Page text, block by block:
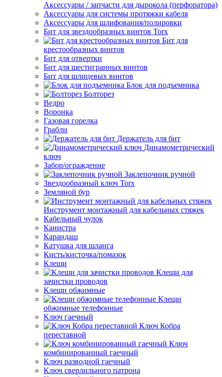
Аксессуары / запчасти для дырокола (перфоратора)
Аксессуары для системы протяжки кабеля
Аксессуары для шлифования/полировки
Бит для звездообразных винтов Torx
Бит для
крестообразных винтов
Бит для отвертки
Бит для шестигранных винтов
Бит для шлицевых винтов
Блок для подъемника
Болторез
Ведро
Воронка
Газовая горелка
Грабли
Держатель для бит
Динамометрический
ключ
Забор/ограждение
Заклепочник ручной
Звездообразный ключ Torx
Земляной бур
Инструмент монтажный для кабельных стяжек
Кабельный чулок
Канистра
Карандаш
Катушка для шланга
Кисть/кисточка/помазок
Клещи
Клещи для
зачистки проводов
Клещи обжимные
Клещи
обжимные телефонные
Ключ гаечный
Ключ Кобра
переставной
Ключ
комбинированный гаечный
Ключ разводной гаечный
Ключ сверлильного патрона